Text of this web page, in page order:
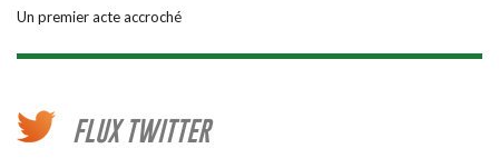
Un premier acte accroché
FLUX TWITTER